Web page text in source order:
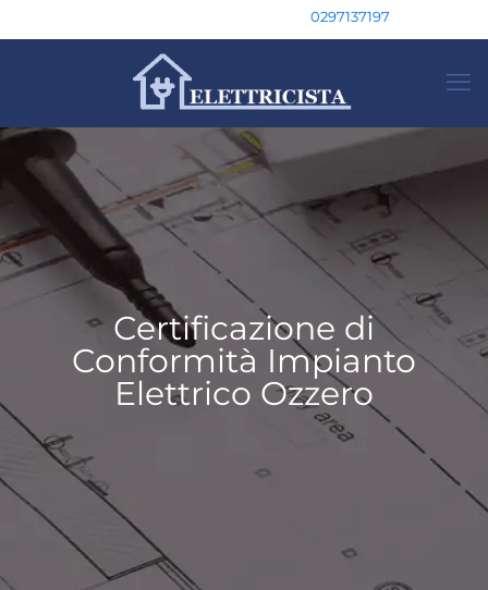
0297137197
Certificazione di
Conformità Impianto
Elettrico Ozzero